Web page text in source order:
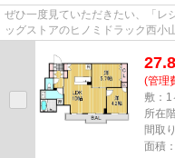
ぜひ一度見ていただきたい、「レ
ッグストアのヒノミドラック西小
27.8
(管理
敷：1
所在
間取
面積